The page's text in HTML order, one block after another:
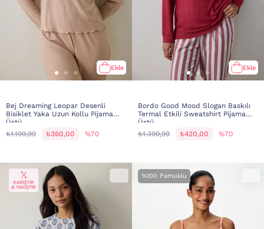
Ekle
Bej Dreaming Leopar Desenli
Bisiklet Yaka Uzun Kollu Pijama
Üstü
₺1.199,99
₺360,00 %70
Ekle
Bordo Good Mood Slogan Baskılı
Termal Etkili Sweatshirt Pijama
Üstü
₺1.399,99
₺420,00 %70
%100 Pamuklu